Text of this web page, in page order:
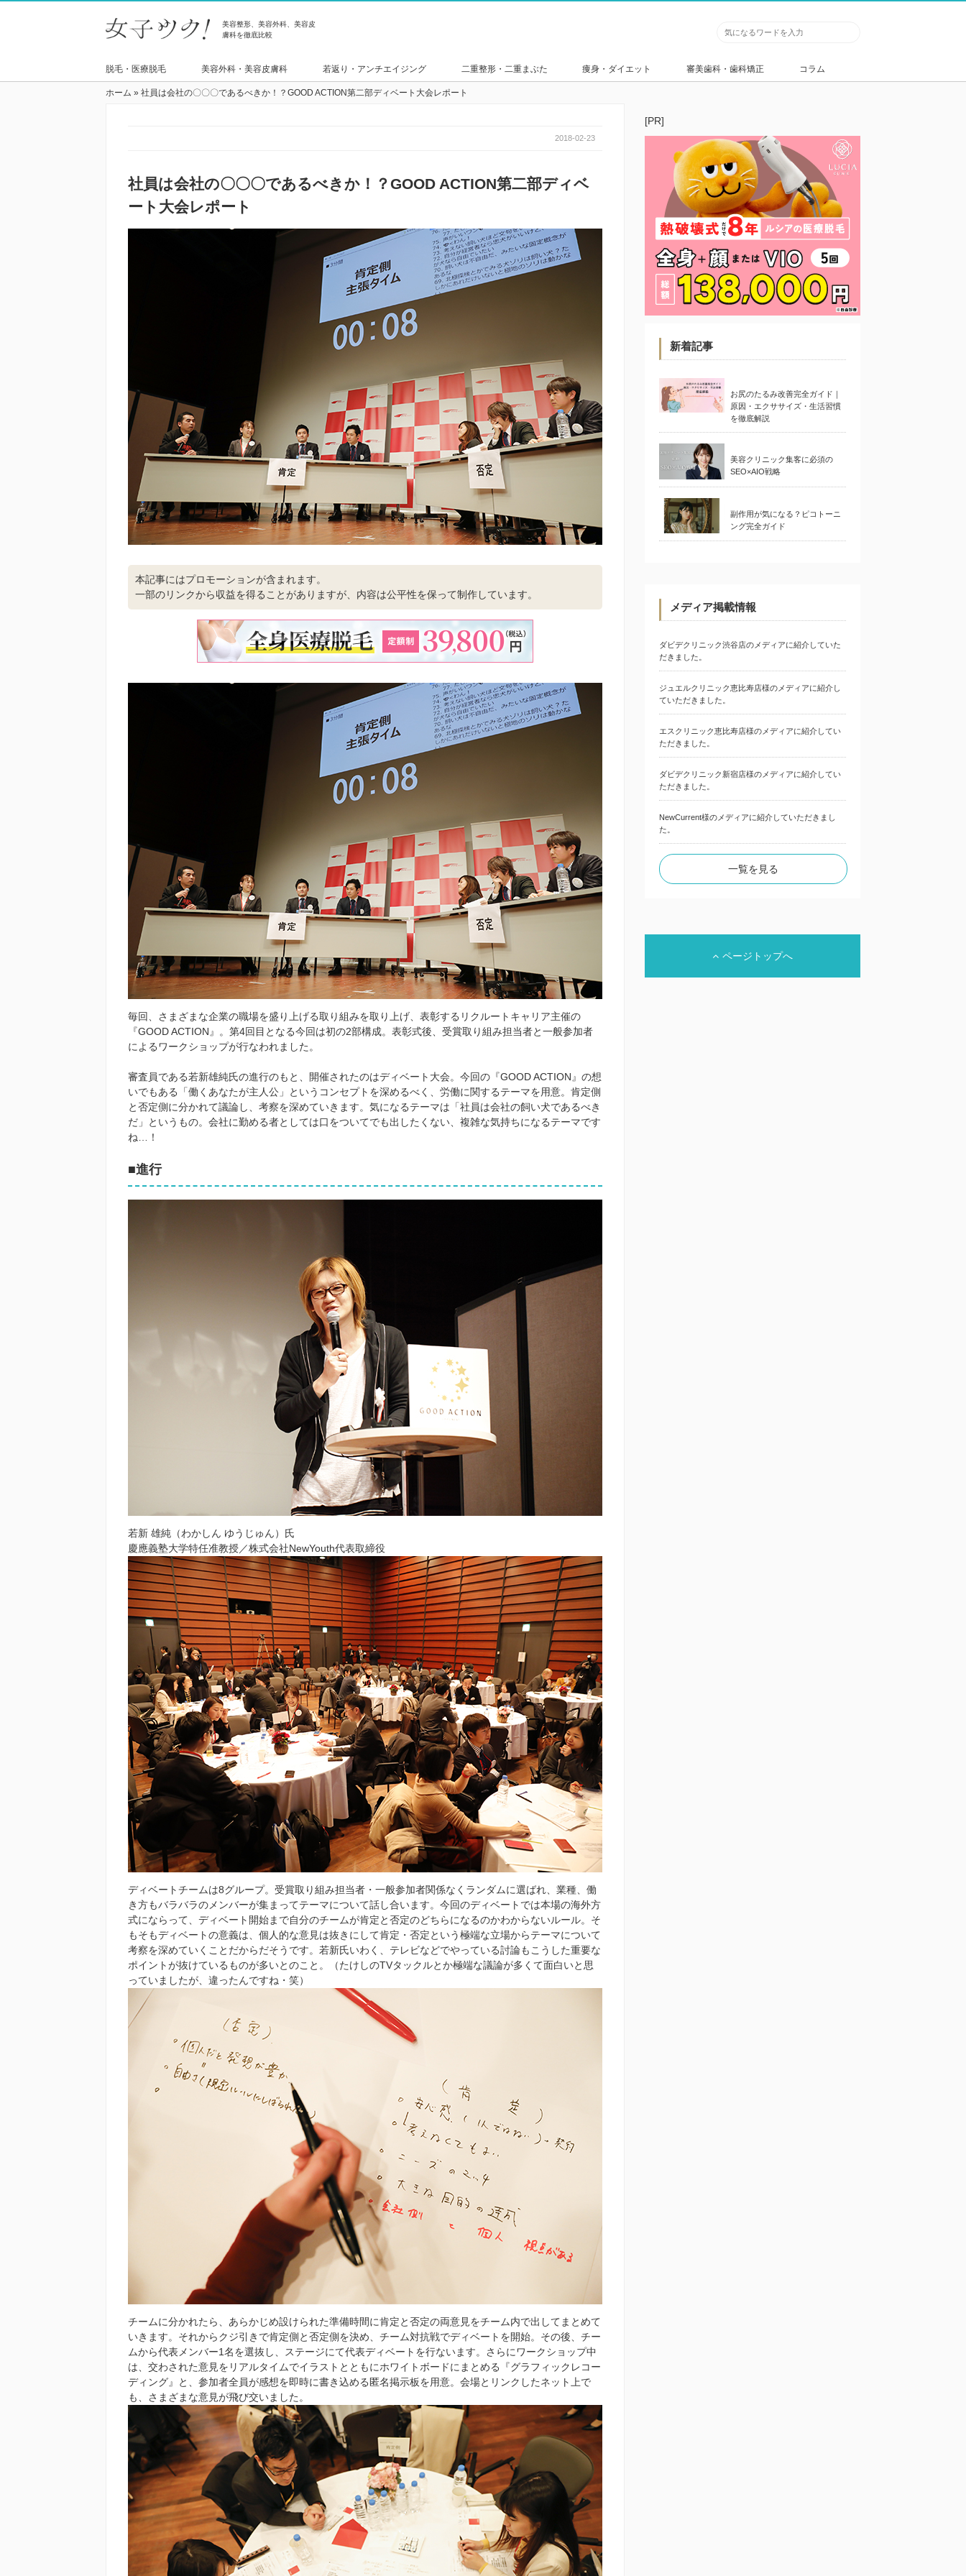
美容整形、美容外科、美容皮
膚科を徹底比較
脱毛・医療脱毛 美容外科・美容皮膚科 若返り・アンチエイジング 二重整形・二重まぶた 痩身・ダイエット 審美歯科・歯科矯正 コラム
ホーム » 社員は会社の〇〇〇であるべきか！？GOOD ACTION第二部ディベート大会レポート
2018-02-23
社員は会社の〇〇〇であるべきか！？GOOD ACTION第二部ディベ
ート大会レポート
本記事にはプロモーションが含まれます。
一部のリンクから収益を得ることがありますが、内容は公平性を保って制作しています。
毎回、さまざまな企業の職場を盛り上げる取り組みを取り上げ、表彰するリクルートキャリア主催の
『GOOD ACTION』。第4回目となる今回は初の2部構成。表彰式後、受賞取り組み担当者と一般参加者
によるワークショップが行なわれました。
審査員である若新雄純氏の進行のもと、開催されたのはディベート大会。今回の『GOOD ACTION』の想
いでもある「働くあなたが主人公」というコンセプトを深めるべく、労働に関するテーマを用意。肯定側
と否定側に分かれて議論し、考察を深めていきます。気になるテーマは「社員は会社の飼い犬であるべき
だ」というもの。会社に勤める者としては口をついてでも出したくない、複雑な気持ちになるテーマです
ね…！
■進行
若新 雄純（わかしん ゆうじゅん）氏
慶應義塾大学特任准教授／株式会社NewYouth代表取締役
ディベートチームは8グループ。受賞取り組み担当者・一般参加者関係なくランダムに選ばれ、業種、働
き方もバラバラのメンバーが集まってテーマについて話し合います。今回のディベートでは本場の海外方
式にならって、ディベート開始まで自分のチームが肯定と否定のどちらになるのかわからないルール。そ
もそもディベートの意義は、個人的な意見は抜きにして肯定・否定という極端な立場からテーマについて
考察を深めていくことだからだそうです。若新氏いわく、テレビなどでやっている討論もこうした重要な
ポイントが抜けているものが多いとのこと。（たけしのTVタックルとか極端な議論が多くて面白いと思
っていましたが、違ったんですね・笑）
チームに分かれたら、あらかじめ設けられた準備時間に肯定と否定の両意見をチーム内で出してまとめて
いきます。それからクジ引きで肯定側と否定側を決め、チーム対抗戦でディベートを開始。その後、チー
ムから代表メンバー1名を選抜し、ステージにて代表ディベートを行ないます。さらにワークショップ中
は、交わされた意見をリアルタイムでイラストとともにホワイトボードにまとめる『グラフィックレコー
ディング』と、参加者全員が感想を即時に書き込める匿名掲示板を用意。会場とリンクしたネット上で
も、さまざまな意見が飛び交いました。
[PR]
新着記事
お尻のたるみ改善完全ガイド｜
原因・エクササイズ・生活習慣
を徹底解説
美容クリニック集客に必須の
SEO×AIO戦略
副作用が気になる？ピコトーニ
ング完全ガイド
メディア掲載情報
ダビデクリニック渋谷店のメディアに紹介していた
だきました。
ジュエルクリニック恵比寿店様のメディアに紹介し
ていただきました。
エスクリニック恵比寿店様のメディアに紹介してい
ただきました。
ダビデクリニック新宿店様のメディアに紹介してい
ただきました。
NewCurrent様のメディアに紹介していただきまし
た。
一覧を見る
ページトップへ